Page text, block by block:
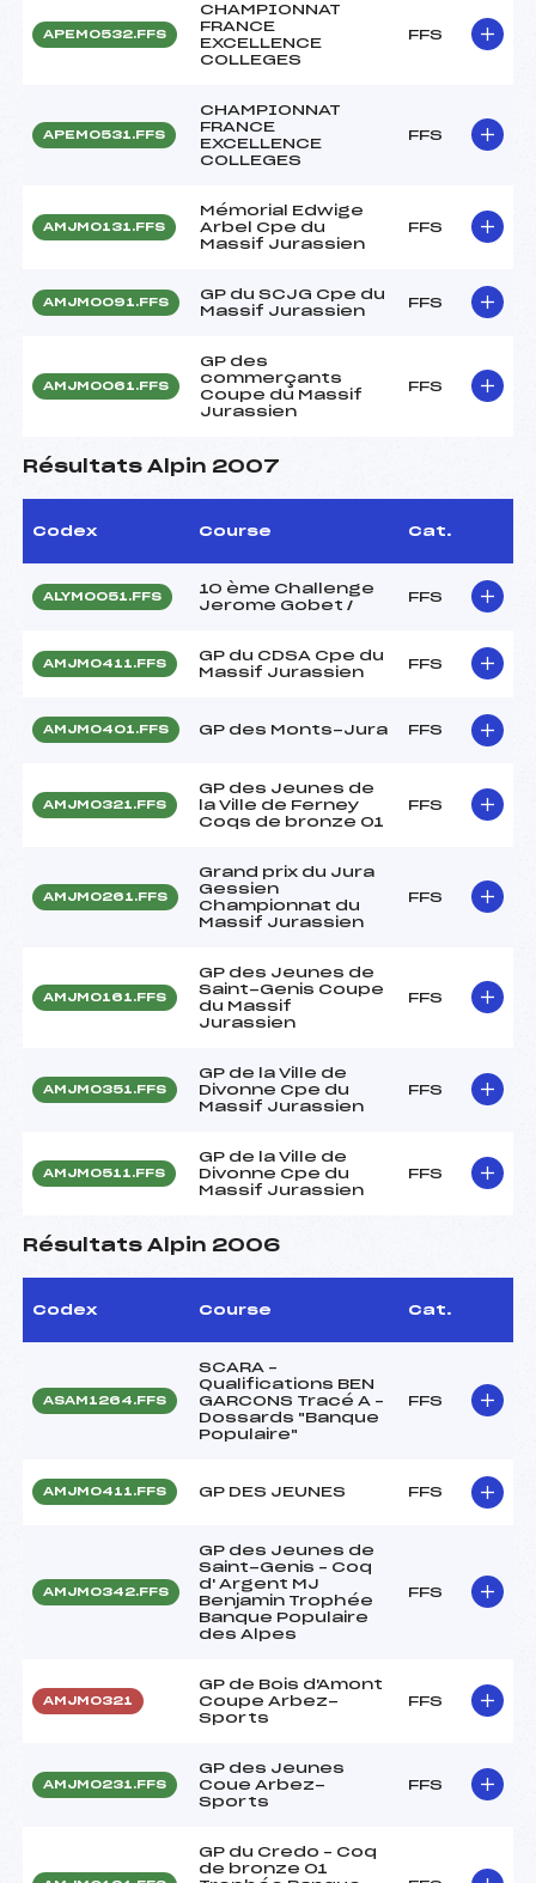
APEM0532.FFS
CHAMPIONNAT
FRANCE
EXCELLENCE
COLLEGES
FFS
APEM0531.FFS
CHAMPIONNAT
FRANCE
EXCELLENCE
COLLEGES
FFS
AMJM0131.FFS
Mémorial Edwige
Arbel Cpe du
Massif Jurassien
FFS
AMJM0091.FFS
GP du SCJG Cpe du
Massif Jurassien
FFS
AMJM0061.FFS
GP des
commerçants
Coupe du Massif
Jurassien
FFS
Résultats Alpin 2007
Codex Course Cat.
ALYM0051.FFS
10 ème Challenge
Jerome Gobet /
FFS
AMJM0411.FFS
GP du CDSA Cpe du
Massif Jurassien
FFS
AMJM0401.FFS GP des Monts-Jura FFS
AMJM0321.FFS
GP des Jeunes de
la Ville de Ferney
Coqs de bronze 01
FFS
AMJM0261.FFS
Grand prix du Jura
Gessien
Championnat du
Massif Jurassien
FFS
AMJM0161.FFS
GP des Jeunes de
Saint-Genis Coupe
du Massif
Jurassien
FFS
AMJM0351.FFS
GP de la Ville de
Divonne Cpe du
Massif Jurassien
FFS
AMJM0511.FFS
GP de la Ville de
Divonne Cpe du
Massif Jurassien
FFS
Résultats Alpin 2006
Codex Course Cat.
ASAM1264.FFS
SCARA –
Qualifications BEN
GARCONS Tracé A –
Dossards "Banque
Populaire"
FFS
AMJM0411.FFS GP DES JEUNES FFS
AMJM0342.FFS
GP des Jeunes de
Saint-Genis – Coq
d' Argent MJ
Benjamin Trophée
Banque Populaire
des Alpes
FFS
AMJM0321
GP de Bois d'Amont
Coupe Arbez-
Sports
FFS
AMJM0231.FFS
GP des Jeunes
Coue Arbez-
Sports
FFS
GP du Credo – Coq
de bronze 01